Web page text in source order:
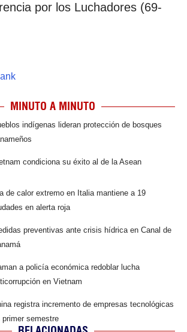
por los Luchadores (69-
MINUTO A MINUTO
indígenas lideran protección de bosques
condiciona su éxito al de la Asean
de calor extremo en Italia mantiene a 19
en alerta roja
preventivas ante crisis hídrica en Canal de
a policía económica redoblar lucha
en Vietnam
registra incremento de empresas tecnológicas
primer semestre